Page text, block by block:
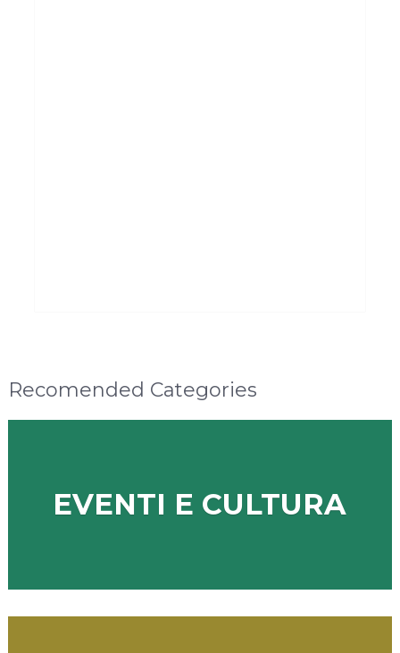
Recomended Categories
EVENTI E CULTURA